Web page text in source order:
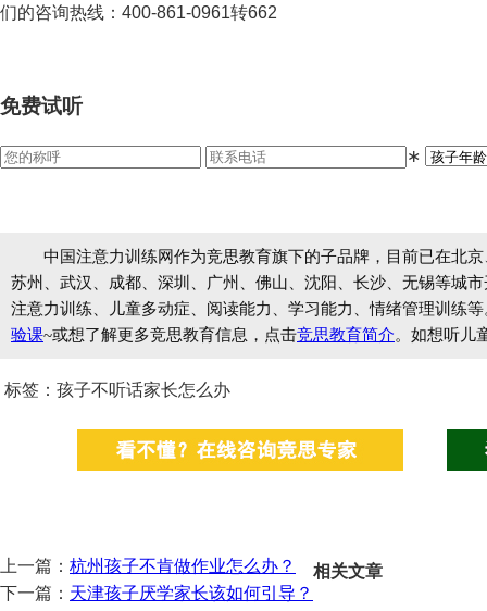
们的咨询热线：400-861-0961转662
免费试听
∗
中国注意力训练网作为竞思教育旗下的子品牌，目前已在北
苏州、武汉、成都、深圳、广州、佛山、沈阳、长沙、无锡等城
注意力训练、儿童多动症、阅读能力、学习能力、情绪管理训练
验课~或想了解更多竞思教育信息，点击竞思教育简介。如想听儿
标签：孩子不听话家长怎么办
上一篇： 杭州孩子不肯做作业怎么办？
下一篇： 天津孩子厌学家长该如何引导？
相关文章